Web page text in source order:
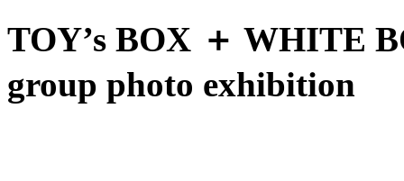
TOY’s BOX ＋ WHITE
group photo exhibition